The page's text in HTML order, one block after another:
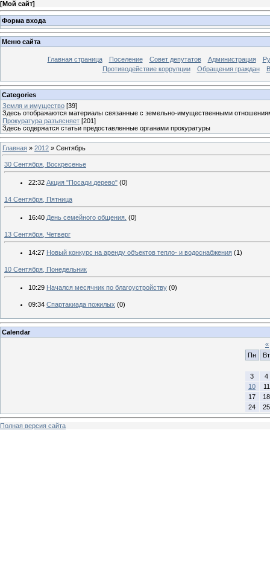
[Мой сайт]
Форма входа
Меню сайта
Главная страница Поселение Совет депутатов Администрация
Противодействие коррупции
Обращения граждан
Categories
Земля и имущество [39]
Здесь отображаются материалы связанные с земельно-имущественными
Прокуратура разъясняет [201]
Здесь содержатся статьи предоставленные органами прокуратуры
Главная » 2012 » Сентябрь
30 Сентября, Воскресенье
22:32 Акция "Посади дерево" (0)
14 Сентября, Пятница
16:40 День семейного общения. (0)
13 Сентября, Четверг
14:27 Новый конкурс на аренду объектов тепло- и водоснабжения (1)
10 Сентября, Понедельник
10:29 Начался месячник по благоустройству (0)
09:34 Спартакиада пожилых (0)
Calendar
«
Пн
Вт
3
4
10
11
17
18
24
25
Полная версия сайта